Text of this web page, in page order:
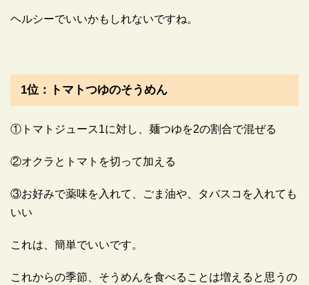
ヘルシーでいいかもしれないですね。
1位：トマトつゆのそうめん
①トマトジュース1に対し、麺つゆを2の割合で混ぜる
②オクラとトマトを切って加える
③お好みで薬味を入れて、ごま油や、タバスコを入れても
いい
これは、簡単でいいです。
これからの季節、そうめんを食べることは増えると思うの